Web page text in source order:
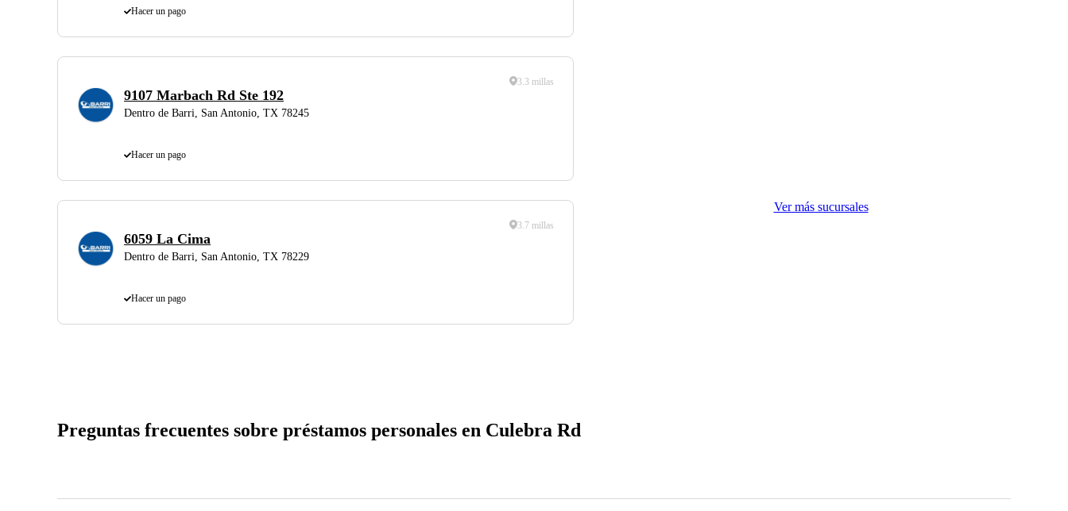
Hacer un pago
9107 Marbach Rd Ste 192
Dentro de Barri, San Antonio, TX 78245
3.3 millas
Hacer un pago
6059 La Cima
Dentro de Barri, San Antonio, TX 78229
3.7 millas
Hacer un pago
Ver más sucursales
Preguntas frecuentes sobre préstamos personales en Culebra Rd